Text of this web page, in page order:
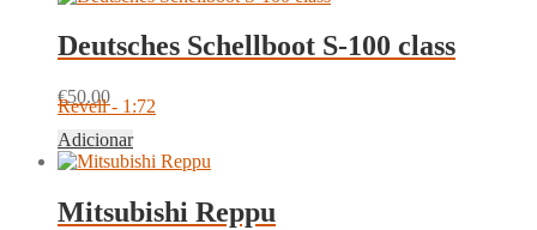
Deutsches Schellboot S-100 class
€50.00
Revell - 1:72
Adicionar
Mitsubishi Reppu